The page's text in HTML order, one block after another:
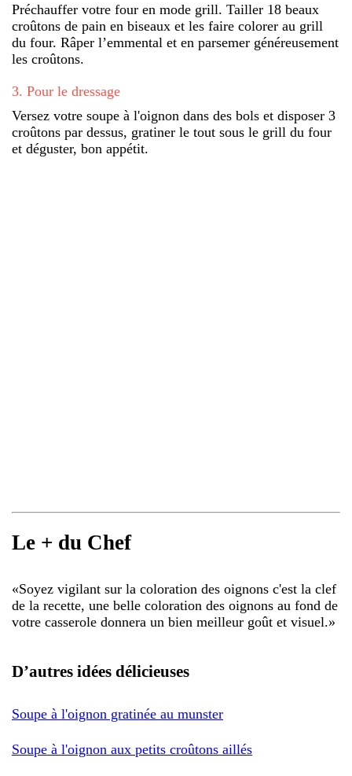
Préchauffer votre four en mode grill. Tailler 18 beaux
croûtons de pain en biseaux et les faire colorer au grill
du four. Râper l’emmental et en parsemer généreusement
les croûtons.
3. Pour le dressage
Versez votre soupe à l'oignon dans des bols et disposer 3
croûtons par dessus, gratiner le tout sous le grill du four
et déguster, bon appétit.
Le + du Chef
«Soyez vigilant sur la coloration des oignons c'est la clef
de la recette, une belle coloration des oignons au fond de
votre casserole donnera un bien meilleur goût et visuel.»
D’autres idées délicieuses
Soupe à l'oignon gratinée au munster
Soupe à l'oignon aux petits croûtons aillés